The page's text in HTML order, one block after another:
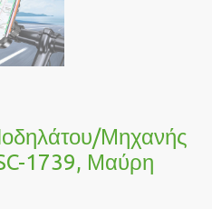
μηχανής
1739, Μαύρη